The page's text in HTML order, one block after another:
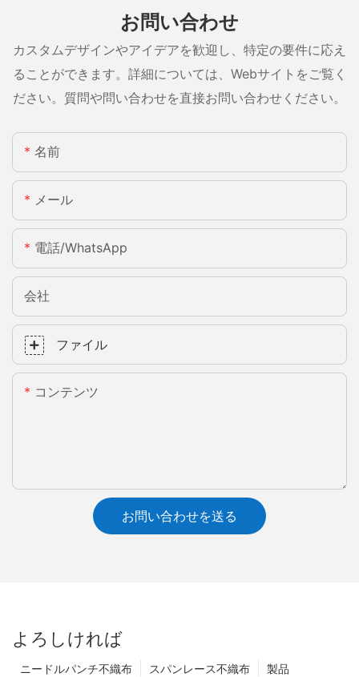
お問い合わせ
カスタムデザインやアイデアを歓迎し、特定の要件に応え
ることができます。詳細については、Webサイトをご覧く
ださい。質問や問い合わせを直接お問い合わせください。
名前
メール
電話/WhatsApp
会社
ファイル
コンテンツ
お問い合わせを送る
よろしければ
製品
スパンレース不織布
ニードルパンチ不織布